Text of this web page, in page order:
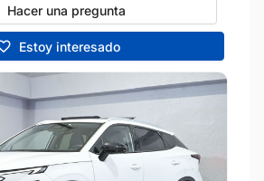
Hacer una pregunta
Estoy interesado